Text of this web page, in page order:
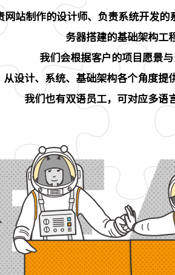
站制作的设计师、 负责系统开发的
务器搭建的基础架构工
我们会根据客户的项目愿景与
从设计、系统、基础架构各个角度提
我们也有双语员工， 可对应多语